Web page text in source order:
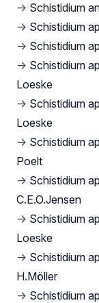
→ Schistidium
→ Schistidium
→ Schistidium
→ Schistidium
Loeske
→ Schistidium
Loeske
→ Schistidium
Poelt
→ Schistidium
C.E.O.Jensen
→ Schistidium
Loeske
→ Schistidium
H.Möller
→ Schistidium